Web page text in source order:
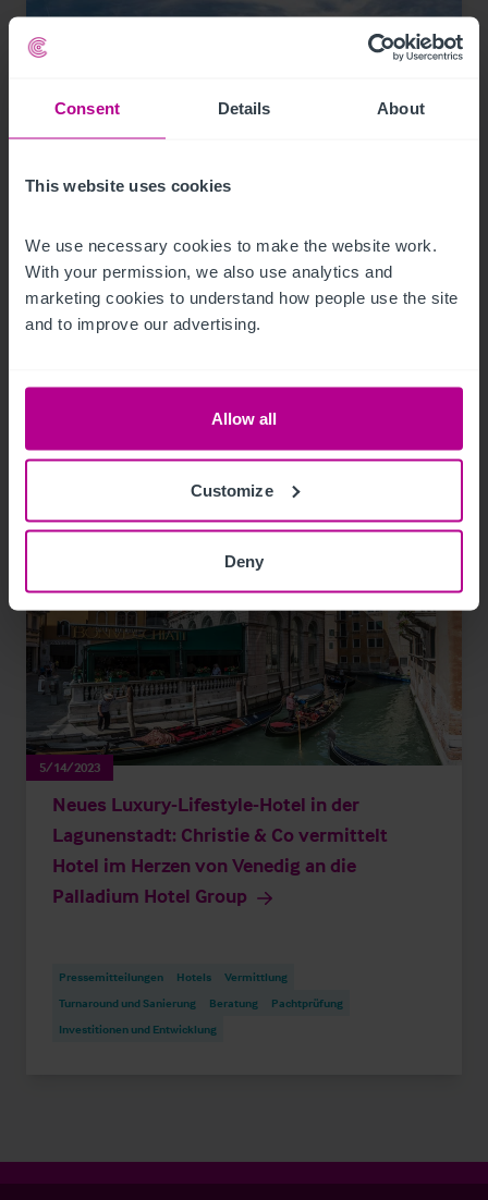
Consent Details About
This website uses cookies
We use necessary cookies to make the website work.
With your permission, we also use analytics and
marketing cookies to understand how people use the site
and to improve our advertising.
Allow all
Customize
Deny
9/12/2023
für das Mainfranken Center Bamberg
5/14/2023
Neues Luxury-Lifestyle-Hotel in der
Lagunenstadt: Christie & Co vermittelt
Hotel im Herzen von Venedig an die
Palladium Hotel Group
Pressemitteilungen Hotels
Vermittlung
Turnaround und Sanierung
Beratung
Pachtprüfung
Investitionen und Entwicklung